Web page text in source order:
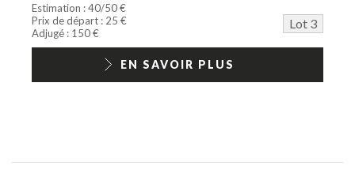
Estimation : 40/50 €
Prix de départ : 25 €
Lot 3
Adjugé : 150 €
EN SAVOIR PLUS